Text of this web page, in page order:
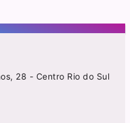
28 - Centro Rio do Sul